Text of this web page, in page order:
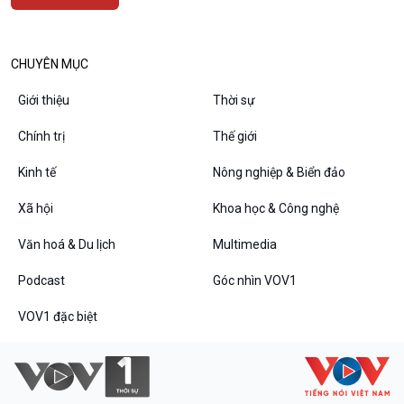
Chát với người nổi tiếng
E-Magazine
10 phút Sự kiện - Luận bàn
Dòng chảy sự kiện
CHUYÊN MỤC
Giới thiệu Thời sự
Chính trị Thế giới
Kinh tế Nông nghiệp & Biển đảo
Xã hội Khoa học & Công nghệ
Văn hoá & Du lịch Multimedia
Podcast Góc nhìn VOV1
VOV1 đặc biệt